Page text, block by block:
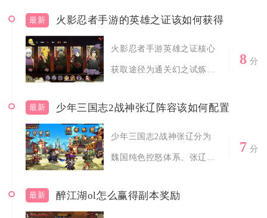
最新 火影忍者手游的英雄之证该如何获得
火影忍者手游英雄之证核心
获取途径为通关幻之试炼第
8 分
最新 少年三国志2战神张辽阵容该如何配置
少年三国志2战神张辽分为
魏国纯色控怒体系、张辽魏
7 分
最新 醉江湖ol怎么赢得副本奖励